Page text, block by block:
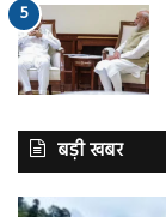
बड़ी खबर